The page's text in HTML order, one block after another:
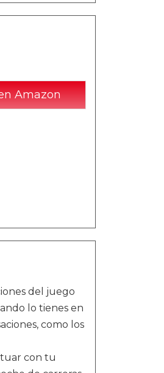
Amazon
del juego
lo tienes en
como los
con tu